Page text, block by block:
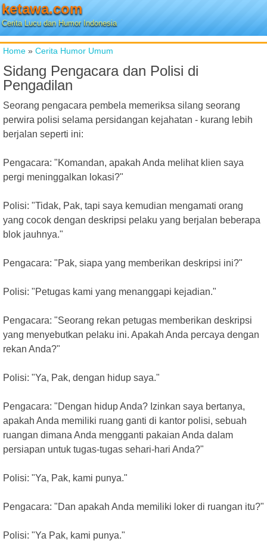
ketawa.com
Cerita Lucu dan Humor Indonesia
Home » Cerita Humor Umum
Sidang Pengacara dan Polisi di
Pengadilan
Seorang pengacara pembela memeriksa silang seorang
perwira polisi selama persidangan kejahatan - kurang lebih
berjalan seperti ini:
Pengacara: "Komandan, apakah Anda melihat klien saya
pergi meninggalkan lokasi?"
Polisi: "Tidak, Pak, tapi saya kemudian mengamati orang
yang cocok dengan deskripsi pelaku yang berjalan beberapa
blok jauhnya."
Pengacara: "Pak, siapa yang memberikan deskripsi ini?"
Polisi: "Petugas kami yang menanggapi kejadian."
Pengacara: "Seorang rekan petugas memberikan deskripsi
yang menyebutkan pelaku ini. Apakah Anda percaya dengan
rekan Anda?"
Polisi: "Ya, Pak, dengan hidup saya."
Pengacara: "Dengan hidup Anda? Izinkan saya bertanya,
apakah Anda memiliki ruang ganti di kantor polisi, sebuah
ruangan dimana Anda mengganti pakaian Anda dalam
persiapan untuk tugas-tugas sehari-hari Anda?"
Polisi: "Ya, Pak, kami punya."
Pengacara: "Dan apakah Anda memiliki loker di ruangan itu?"
Polisi: "Ya Pak, kami punya."